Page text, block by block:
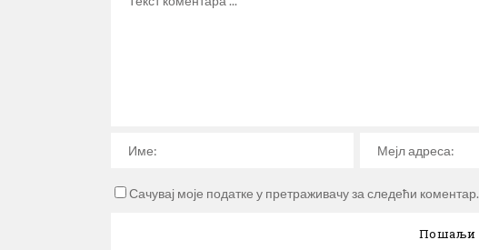
Сачувај моје податке у претраживачу за следећи коментар.